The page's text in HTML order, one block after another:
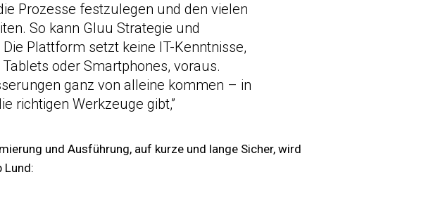
Prozesse festzulegen und den vielen
So kann Gluu Strategie und
Plattform setzt keine IT-Kenntnisse,
oder Smartphones, voraus.
ganz von alleine kommen – in
richtigen Werkzeuge gibt,”
und Ausführung, auf kurze und lange Sicher, wird
Lund: